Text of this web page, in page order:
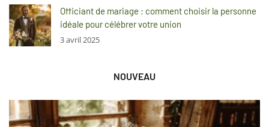
Officiant de mariage : comment choisir la personne
idéale pour célébrer votre union
3 avril 2025
NOUVEAU